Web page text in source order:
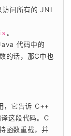
访问所有的 JNI
。
代码中的
的话，那C中也
，它告诉 C++
这段代码。C
函数重载，并